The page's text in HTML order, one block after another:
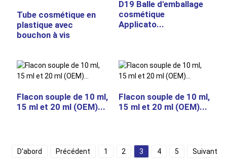
Tube cosmétique en
plastique avec
bouchon à vis
D19 Balle d'emballage
cosmétique
Applicato...
Flacon souple de 10 ml,
15 ml et 20 ml (OEM)...
Flacon souple de 10 ml,
15 ml et 20 ml (OEM)...
D'abord Précédent 1 2 3 4 5 Suivant